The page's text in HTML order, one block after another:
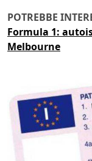
POTREBBE
Formula 1:
Melbourne